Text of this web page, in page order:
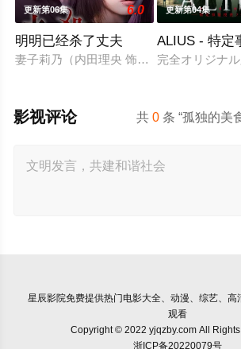
更新第06集 6.0
明明已经杀了丈夫
妻子莉乃（内田理央 饰演）擅长烹饪，丈
更新第04集
ALIUS - 特定
完全オリジナ
共0 条 “孤独的美
影视评论
星辰影院免费提供热门电影大全、动漫、综艺、高
观看
Copyright © 2022 yjqzby.com All
浙ICP备20220079号